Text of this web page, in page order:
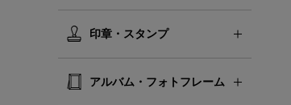
印章・スタンプ
アルバム・フォトフレーム